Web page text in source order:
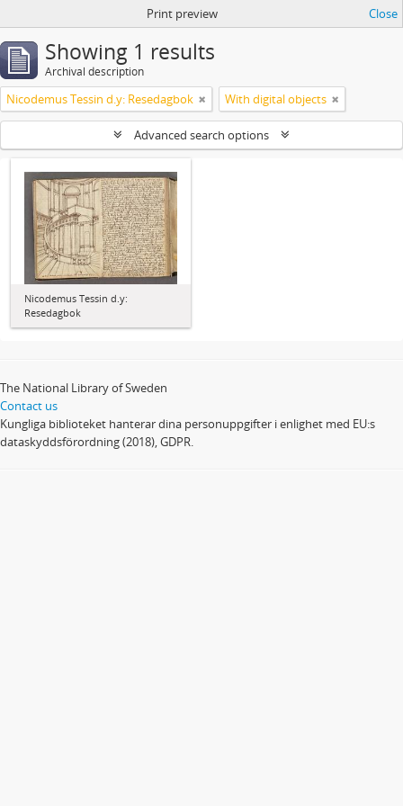
Print preview Close
Showing 1 results
Archival description
Nicodemus Tessin d.y: Resedagbok With digital objects
Advanced search options
Nicodemus Tessin d.y:
Resedagbok
The National Library of Sweden
Contact us
Kungliga biblioteket hanterar dina personuppgifter i enlighet med EU:s
dataskyddsförordning (2018), GDPR.